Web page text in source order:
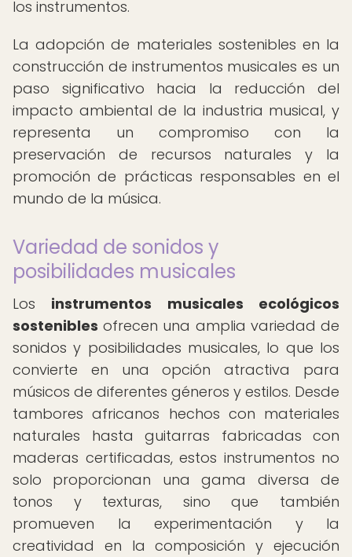
los instrumentos.
La adopción de materiales sostenibles en la
construcción de instrumentos musicales es un
paso significativo hacia la reducción del
impacto ambiental de la industria musical, y
representa un compromiso con la
preservación de recursos naturales y la
promoción de prácticas responsables en el
mundo de la música.
Variedad de sonidos y
posibilidades musicales
Los instrumentos musicales ecológicos
sostenibles ofrecen una amplia variedad de
sonidos y posibilidades musicales, lo que los
convierte en una opción atractiva para
músicos de diferentes géneros y estilos. Desde
tambores africanos hechos con materiales
naturales hasta guitarras fabricadas con
maderas certificadas, estos instrumentos no
solo proporcionan una gama diversa de
tonos y texturas, sino que también
promueven la experimentación y la
creatividad en la composición y ejecución